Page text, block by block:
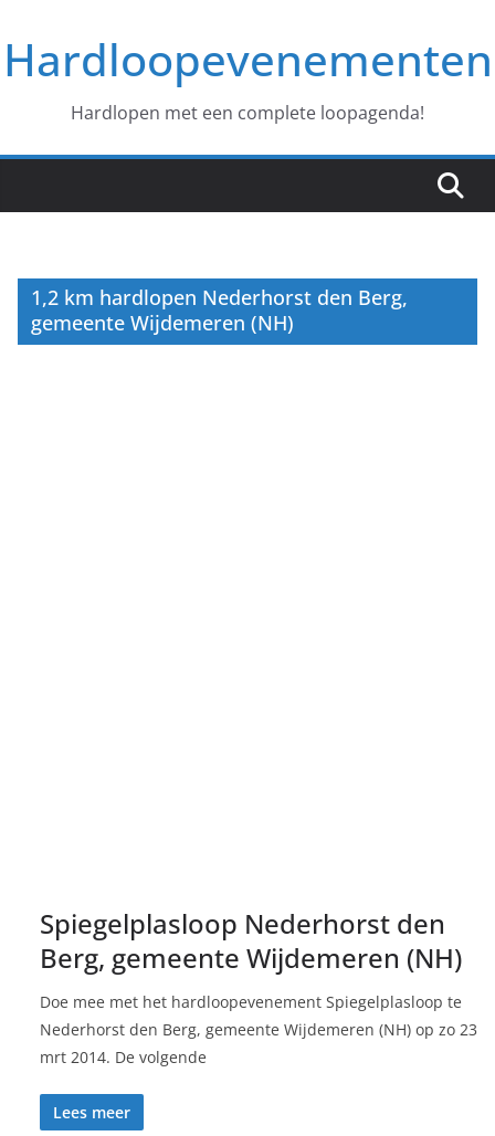
naar
deHardloopevenementen
Hardlopen met een complete loopagenda!
1,2 km hardlopen Nederhorst den Berg,
gemeente Wijdemeren (NH)
Spiegelplasloop Nederhorst den
Berg, gemeente Wijdemeren (NH)
Doe mee met het hardloopevenement Spiegelplasloop te
Nederhorst den Berg, gemeente Wijdemeren (NH) op zo 23
mrt 2014. De volgende
Lees meer